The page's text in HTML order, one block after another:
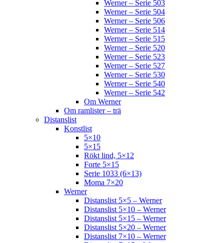
Werner – Serie 503
Werner – Serie 504
Werner – Serie 506
Werner – Serie 514
Werner – Serie 515
Werner – Serie 520
Werner – Serie 523
Werner – Serie 527
Werner – Serie 530
Werner – Serie 540
Werner – Serie 542
Om Werner
Om ramlister – trä
Distanslist
Konstlist
5×10
5×15
Rökt lind, 5×12
Forte 5×15
Serie 1033 (6×13)
Moma 7×20
Werner
Distanslist 5×5 – Werner
Distanslist 5×10 – Werner
Distanslist 5×15 – Werner
Distanslist 5×20 – Werner
Distanslist 7×10 – Werner